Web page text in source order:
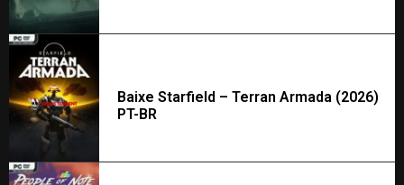
Baixe Starfield – Terran Armada (2026)
PT-BR